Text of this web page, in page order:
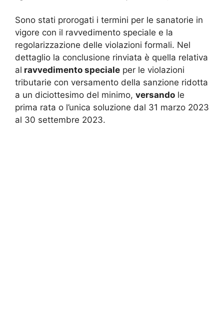
Sono stati prorogati i termini per le sanatorie in
vigore con il ravvedimento speciale e la
regolarizzazione delle violazioni formali. Nel
dettaglio la conclusione rinviata è quella relativa
al ravvedimento speciale per le violazioni
tributarie con versamento della sanzione ridotta
a un diciottesimo del minimo, versando le
prima rata o l’unica soluzione dal 31 marzo 2023
al 30 settembre 2023.